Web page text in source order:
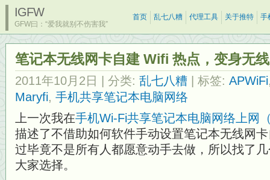
IGFW
GFW曰：“爱我就别不伤害我”
首页 乱七八糟 代理工具 关于推特 手
笔记本无线网卡自建 Wifi 热点，变身无
2011年10月2日 | 分类: 乱七八糟 | 标签: APWiFi
Maryfi, 手机共享笔记本电脑网络
上一次我在手机Wi-Fi共享笔记本电脑网络上网
描述了不借助如何软件手动设置笔记本无线网
过毕竟不是所有人都愿意动手去做，所以找了
大家选择。